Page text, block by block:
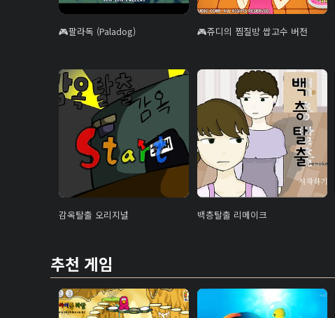
팔라독 (Paladog) 쥬디의 찜질방 쌉고수 버전
감옥탈출 오리지널 백층탈출 리메이크
추천 게임